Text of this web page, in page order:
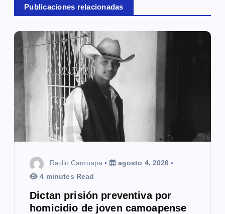
ó
e
n
Publicaciones relacionadas
Radio Camoapa
agosto 4, 2026
4 minutes Read
Dictan prisión preventiva por
homicidio de joven camoapense